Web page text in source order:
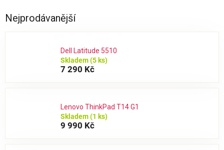
Nejprodávanější
Dell Latitude 5510
Skladem(5 ks)
7 290 Kč
Lenovo ThinkPad T14 G1
Skladem(1 ks)
9 990 Kč